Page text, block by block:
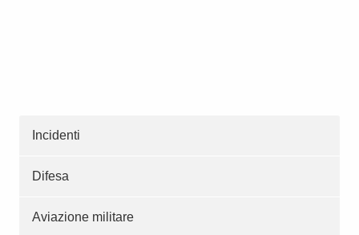
Incidenti
Difesa
Aviazione militare